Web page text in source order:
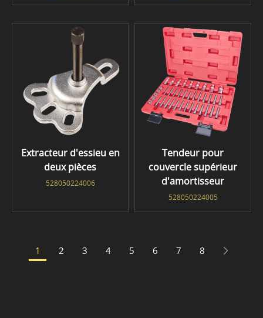
Extracteur d'essieu en
deux pièces
528050224006
Tendeur pour
couvercle supérieur
d'amortisseur
528050224005
1 2 3 4 5 6 7 8